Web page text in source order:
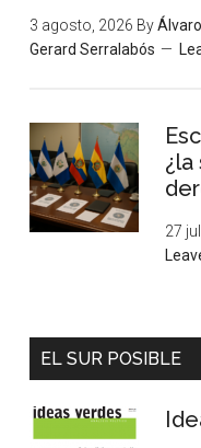
3 agosto, 2026 By
Gerard Serralabós
¿la
27
EL SUR POSIBLE